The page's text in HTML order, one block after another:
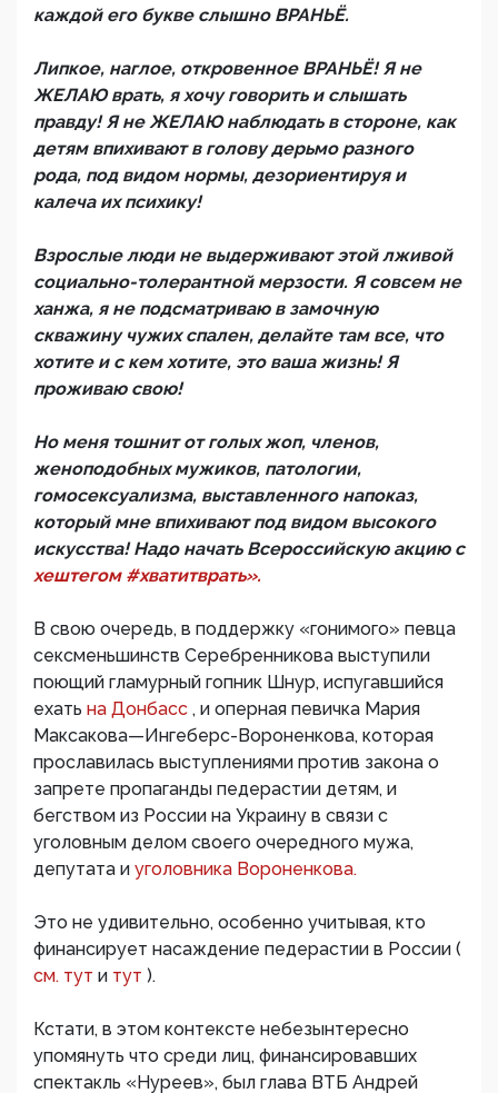
каждой его букве слышно ВРАНЬЁ.
Липкое, наглое, откровенное ВРАНЬЁ! Я не
ЖЕЛАЮ врать, я хочу говорить и слышать
правду! Я не ЖЕЛАЮ наблюдать в стороне, как
детям впихивают в голову дерьмо разного
рода, под видом нормы, дезориентируя и
калеча их психику!
Взрослые люди не выдерживают этой лживой
социально-толерантной мерзости. Я совсем не
ханжа, я не подсматриваю в замочную
скважину чужих спален, делайте там все, что
хотите и с кем хотите, это ваша жизнь! Я
проживаю свою!
Но меня тошнит от голых жоп, членов,
женоподобных мужиков, патологии,
гомосексуализма, выставленного напоказ,
который мне впихивают под видом высокого
искусства! Надо начать Всероссийскую акцию с
хештегом #хватитврать».
В свою очередь, в поддержку «гонимого» певца
сексменьшинств Серебренникова выступили
поющий гламурный гопник Шнур, испугавшийся
ехать на Донбасс , и оперная певичка Мария
Максакова—Ингеберс-Вороненкова, которая
прославилась выступлениями против закона о
запрете пропаганды педерастии детям, и
бегством из России на Украину в связи с
уголовным делом своего очередного мужа,
депутата и уголовника Вороненкова.
Это не удивительно, особенно учитывая, кто
финансирует насаждение педерастии в России (
см. тут и тут ).
Кстати, в этом контексте небезынтересно
упомянуть что среди лиц, финансировавших
спектакль «Нуреев», был глава ВТБ Андрей